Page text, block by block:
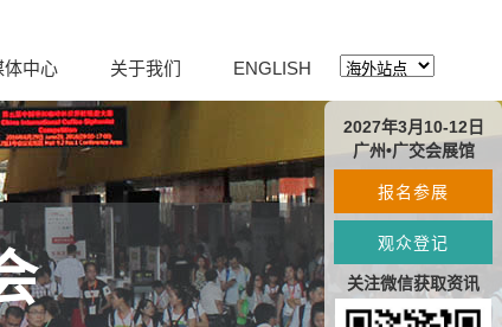
体中心 关于我们 ENGLISH
2027年3月10-12日
广州•广交会展馆
报名参展
观众登记
关注微信获取资讯